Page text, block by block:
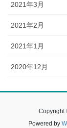
2021年3月
2021年2月
2021年1月
2020年12月
Copyright
Powered by